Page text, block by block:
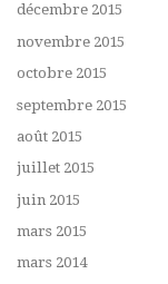
décembre 2015
novembre 2015
octobre 2015
septembre 2015
août 2015
juillet 2015
juin 2015
mars 2015
mars 2014